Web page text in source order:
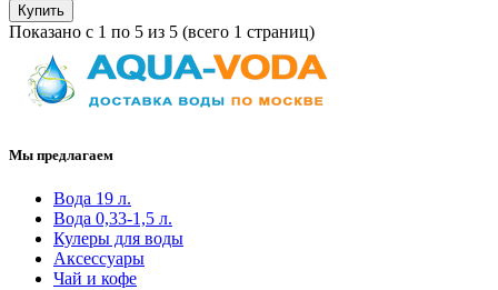
Купить
Показано с 1 по 5 из 5 (всего 1 страниц)
Мы предлагаем
Вода 19 л.
Вода 0,33-1,5 л.
Кулеры для воды
Аксессуары
Чай и кофе